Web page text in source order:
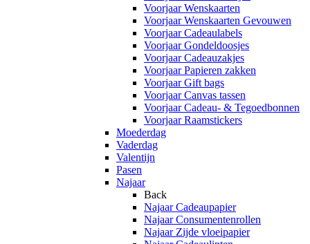
Voorjaar Wenskaarten
Voorjaar Wenskaarten Gevouwen
Voorjaar Cadeaulabels
Voorjaar Gondeldoosjes
Voorjaar Cadeauzakjes
Voorjaar Papieren zakken
Voorjaar Gift bags
Voorjaar Canvas tassen
Voorjaar Cadeau- & Tegoedbonnen
Voorjaar Raamstickers
Moederdag
Vaderdag
Valentijn
Pasen
Najaar
Back
Najaar Cadeaupapier
Najaar Consumentenrollen
Najaar Zijde vloeipapier